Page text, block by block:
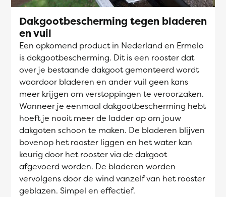
Dakgootbescherming tegen bladeren
en vuil
Een opkomend product in Nederland en Ermelo
is dakgootbescherming. Dit is een rooster dat
over je bestaande dakgoot gemonteerd wordt
waardoor bladeren en ander vuil geen kans
meer krijgen om verstoppingen te veroorzaken.
Wanneer je eenmaal dakgootbescherming hebt
hoeft je nooit meer de ladder op om jouw
dakgoten schoon te maken. De bladeren blijven
bovenop het rooster liggen en het water kan
keurig door het rooster via de dakgoot
afgevoerd worden. De bladeren worden
vervolgens door de wind vanzelf van het rooster
geblazen. Simpel en effectief.